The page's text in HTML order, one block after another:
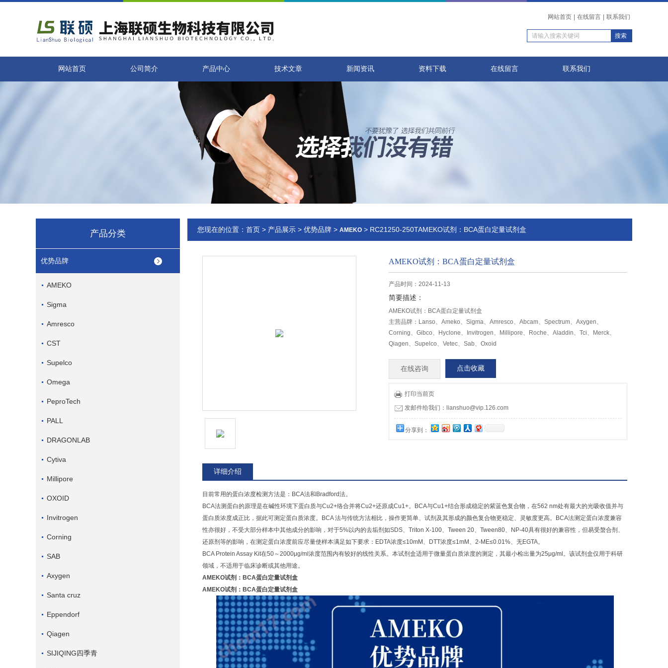
网站首页 在线留言 联系我们
网站首页 公司简介 产品中心 技术文章 新闻资讯 资料下载 在线留言 联系我们
产品分类
优势品牌
AMEKO
Sigma
Amresco
CST
Supelco
Omega
PeproTech
PALL
DRAGONLAB
Cytiva
Millipore
OXOID
Invitrogen
Corning
SAB
Axygen
Santa cruz
Eppendorf
Qiagen
SIJIQING四季青
您现在的位置： 首页 > 产品展示 > 优势品牌 > AMEKO > RC21250-250TAMEKO试剂：BCA蛋白定量试剂盒
AMEKO试剂：BCA蛋白定量试剂盒
产品时间：2024-11-13
简要描述：
AMEKO试剂：BCA蛋白定量试剂盒
主营品牌：Lanso、Ameko、Sigma、Amresco、Abcam、Spectrum、Axygen、
Corning、Gibco、Hyclone、Invitrogen、Millipore、Roche、Aladdin、Tci、Merck、
Qiagen、Supelco、Vetec、Sab、Oxoid
在线咨询 点击收藏
打印当前页
发邮件给我们：lianshuo@vip.126.com
分享到：
详细介绍
目前常用的蛋白浓度检测方法是：BCA法和Bradford法。
BCA法测蛋白的原理是在碱性环境下蛋白质与Cu2+络合并将Cu2+还原成Cu1+。BCA与Cu1+结合形成稳定的紫蓝色复合物，在562 nm处有最大的光吸收值并与
蛋白质浓度成正比，据此可测定蛋白质浓度。BCA 法与传统方法相比，操作更简单、试剂及其形成的颜色复合物更稳定、灵敏度更高。BCA法测定蛋白浓度兼容
性亦很好，不受大部分样本中其他成分的影响，对于5%以内的去垢剂如SDS、Triton X-100、Tween 20、Tween80、NP-40具有很好的兼容性，但易受螯合剂、
还原剂等的影响，在测定蛋白浓度前应尽量使样本满足如下要求：EDTA浓度≤10mM、DTT浓度≤1mM、2-ME≤0.01%、无EGTA。
BCA Protein Assay Kit在50～2000μg/ml浓度范围内有较好的线性关系。本试剂盒适用于微量蛋白质浓度的测定，其最小检出量为25μg/ml。该试剂盒仅用于科研
领域，不适用于临床诊断或其他用途。
AMEKO试剂：BCA蛋白定量试剂盒
AMEKO试剂：BCA蛋白定量试剂盒